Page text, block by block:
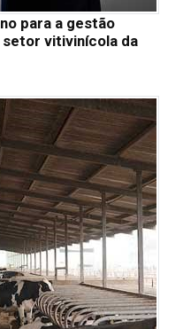
para a gestão
vitivinícola da